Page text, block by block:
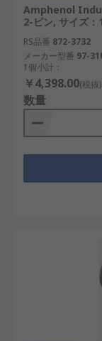
Amphenol
2-ピン, サイズ：
RS品番 872-3732
メーカー型番 97-
1個小計：
￥4,398.00(税抜)
数量